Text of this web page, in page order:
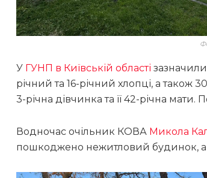
У ГУНП в Київській області
річний та 16-річний хлопці, а також
3-річна дівчинка та її 42-річна
Водночас очільник КОВА Микола
пошкоджено нежитловий будинок,